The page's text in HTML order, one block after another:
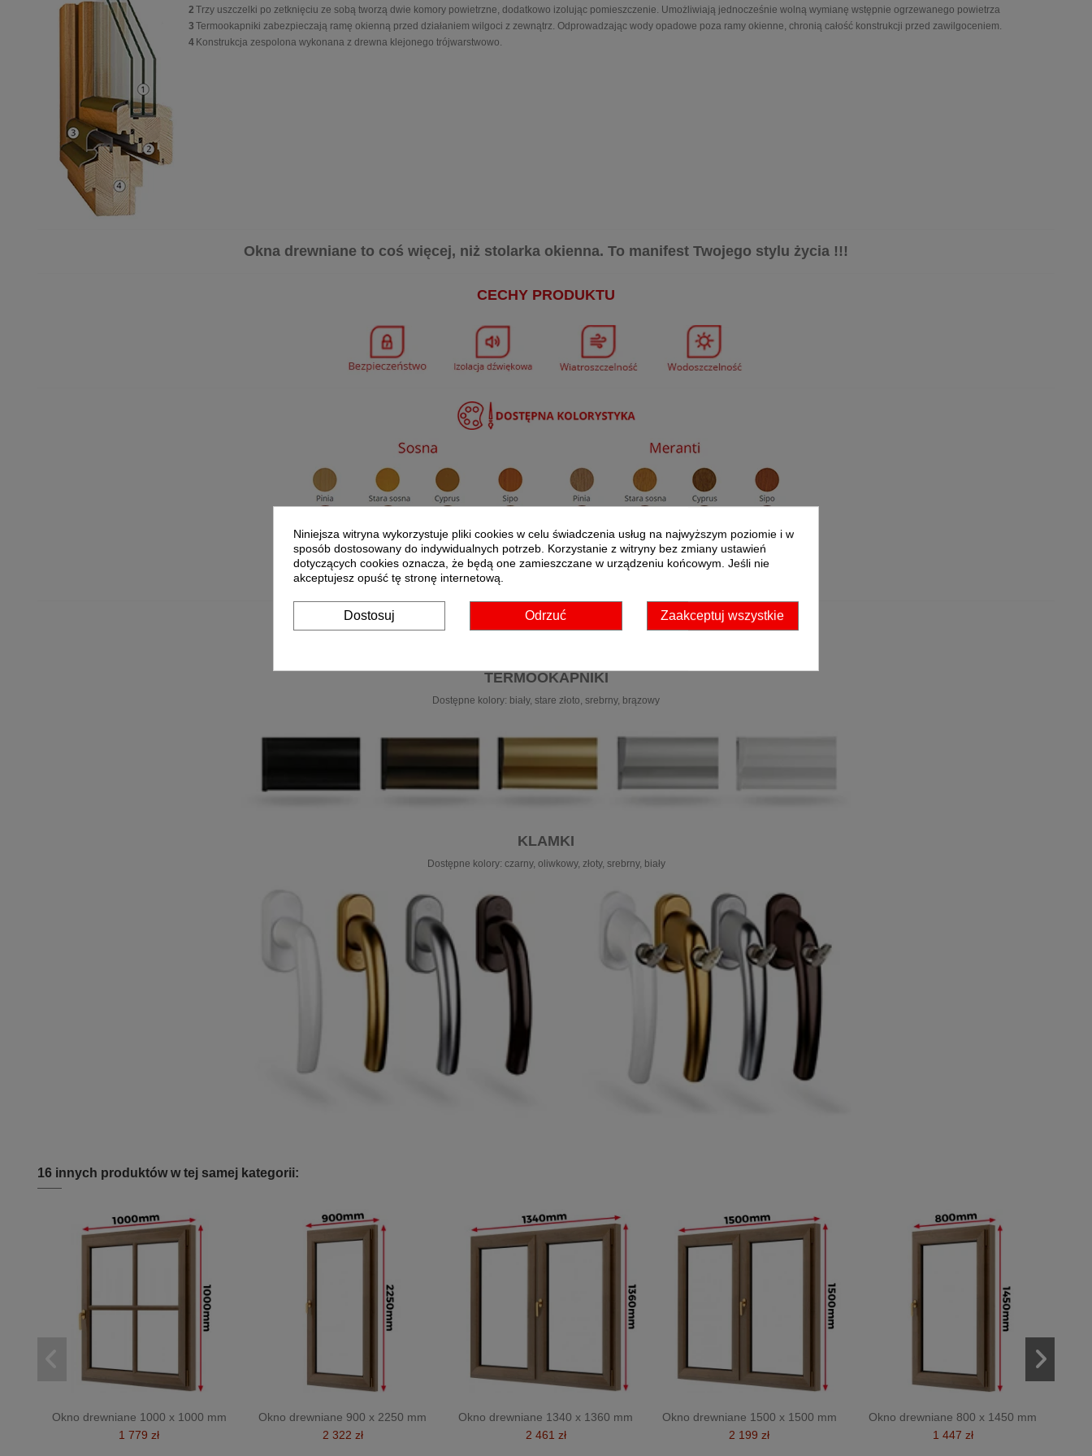
2 Trzy uszczelki po zetknięciu ze sobą tworzą dwie komory powietrzne, dodatkowo izolując pomieszczenie. Umożliwiają jednocześnie wolną wymianę wstępnie ogrzewanego powietrza
3 Termookapniki zabezpieczają ramę okienną przed działaniem wilgoci z zewnątrz. Odprowadzając wody opadowe poza ramy okienne, chronią całość konstrukcji przed zawilgoceniem.
4 Konstrukcja zespolona wykonana z drewna klejonego trójwarstwowo.
Okna drewniane to coś więcej, niż stolarka okienna. To manifest Twojego stylu życia !!!
CECHY PRODUKTU
TERMOOKAPNIKI
Dostępne kolory: biały, stare złoto, srebrny, brązowy
KLAMKI
Dostępne kolory: czarny, oliwkowy, złoty, srebrny, biały
16 innych produktów w tej samej kategorii:
Okno drewniane 1000 x 1000 mm
1 779 zł
Okno drewniane 900 x 2250 mm
2 322 zł
Okno drewniane 1340 x 1360 mm
2 461 zł
Okno drewniane 1500 x 1500 mm
2 199 zł
Okno drewniane 800 x 1450 mm
1 447 zł
Niniejsza witryna wykorzystuje pliki cookies w celu świadczenia usług na najwyższym poziomie i w
sposób dostosowany do indywidualnych potrzeb. Korzystanie z witryny bez zmiany ustawień
dotyczących cookies oznacza, że będą one zamieszczane w urządzeniu końcowym. Jeśli nie
akceptujesz opuść tę stronę internetową.
Dostosuj Odrzuć Zaakceptuj wszystkie